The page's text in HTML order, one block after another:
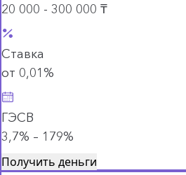
20 000 - 300 000 ₸
Ставка
от 0,01%
ГЭСВ
3,7% – 179%
Получить деньги